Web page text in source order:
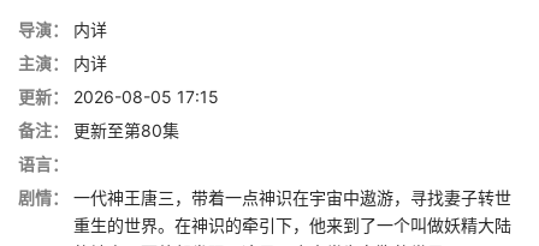
导演：
内详
主演：
内详
更新：
2026-08-05 17:15
备注：
更新至第80集
语言：
剧情：
一代神王唐三，带着一点神识在宇宙中遨游，寻找妻子转世
重生的世界。在神识的牵引下，他来到了一个叫做妖精大陆